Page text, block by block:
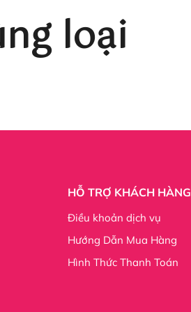
loại
HỖ TRỢ KHÁCH HÀNG
Điều khoản dịch vụ
Hướng Dẫn Mua Hàng
Hình Thức Thanh Toán